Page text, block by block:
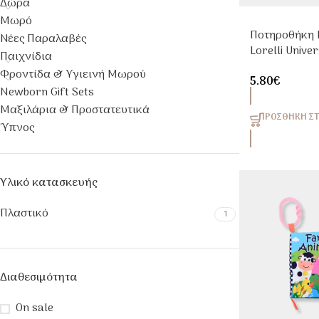
Μωρό
Νέες Παραλαβές
Παιχνίδια
Φροντίδα & Υγιεινή Μωρού
Newborn Gift Sets
Μαξιλάρια & Προστατευτικά
Ύπνος
Υλικό κατασκευής
Πλαστικό
1
Διαθεσιμότητα
On sale
Ποτηροθήκη
Lorelli
&Ρόφημα
5.80€
ΠΡΟΣΘΉΚΗ